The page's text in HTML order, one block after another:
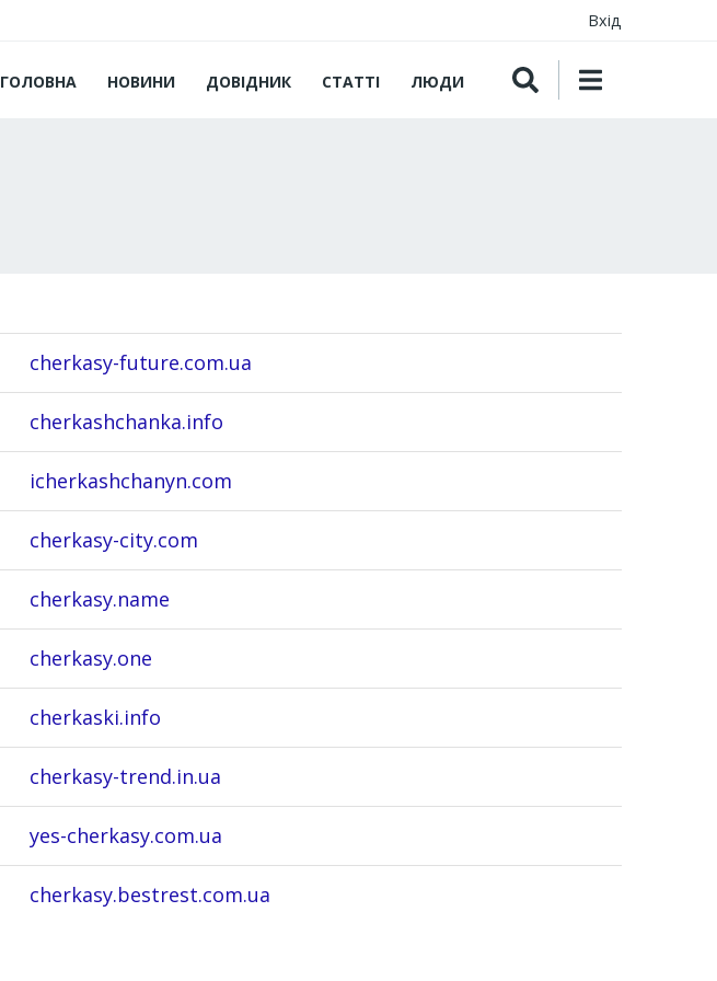
Вхід
ГОЛОВНА НОВИНИ ДОВІДНИК СТАТТІ ЛЮДИ
cherkasy-future.com.ua
cherkashchanka.info
icherkashchanyn.com
cherkasy-city.com
cherkasy.name
cherkasy.one
cherkaski.info
cherkasy-trend.in.ua
yes-cherkasy.com.ua
cherkasy.bestrest.com.ua